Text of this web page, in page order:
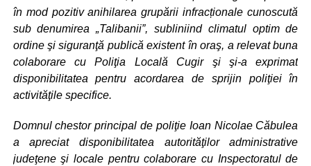
în mod pozitiv anihilarea grupării infracționale cunoscută
sub denumirea „Talibanii”, subliniind climatul optim de
ordine şi siguranţă publică existent în oraş, a relevat buna
colaborare cu Poliţia Locală Cugir şi şi-a exprimat
disponibilitatea pentru acordarea de sprijin poliţiei în
activităţile specifice.
Domnul chestor principal de poliţie Ioan Nicolae Căbulea
a apreciat disponibilitatea autorităţilor administrative
judeţene şi locale pentru colaborare cu Inspectoratul de